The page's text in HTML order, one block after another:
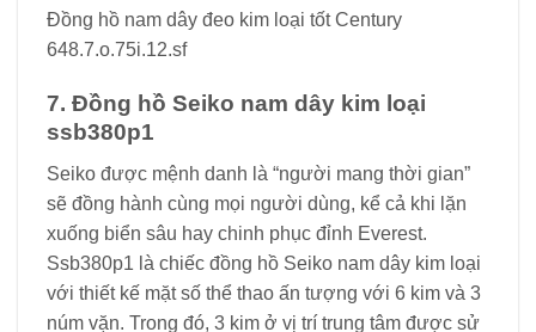
Đồng hồ nam dây đeo kim loại tốt Century
648.7.o.75i.12.sf
7. Đồng hồ Seiko nam dây kim loại
ssb380p1
Seiko được mệnh danh là “người mang thời gian”
sẽ đồng hành cùng mọi người dùng, kể cả khi lặn
xuống biển sâu hay chinh phục đỉnh Everest.
Ssb380p1 là chiếc đồng hồ Seiko nam dây kim loại
với thiết kế mặt số thể thao ấn tượng với 6 kim và 3
núm vặn. Trong đó, 3 kim ở vị trí trung tâm được sử